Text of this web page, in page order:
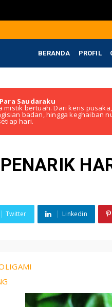
BERANDA PROFIL
Saudaraku
bertuah. Dari keris
badan, hingga keghaiban
hari.
Twitter Linkedin